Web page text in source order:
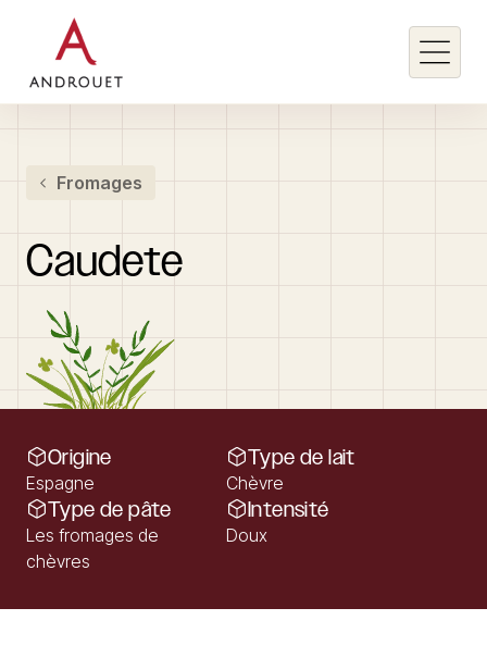
Rechercher un mot clé
Fromages
Caudete
Origine
Espagne
Type de lait
Chèvre
Type de pâte
Les fromages de
chèvres
Intensité
Doux